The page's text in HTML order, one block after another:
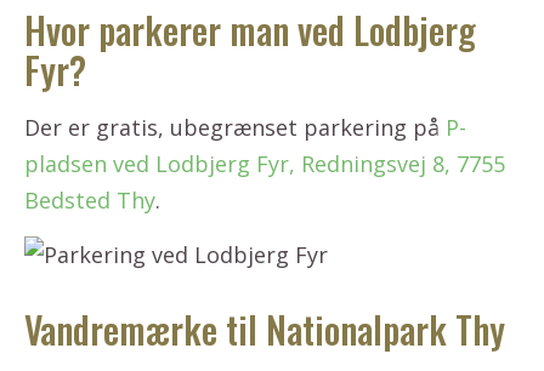
Hvor parkerer man ved Lodbjerg
Fyr?
Der er gratis, ubegrænset parkering på P-
pladsen ved Lodbjerg Fyr, Redningsvej 8, 7755
Bedsted Thy.
Vandremærke til Nationalpark Thy